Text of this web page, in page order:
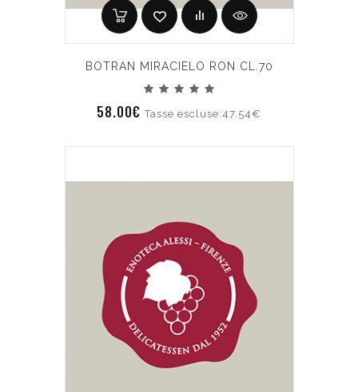
BOTRAN MIRACIELO RON CL.70
58.00€Tasse escluse:47.54€